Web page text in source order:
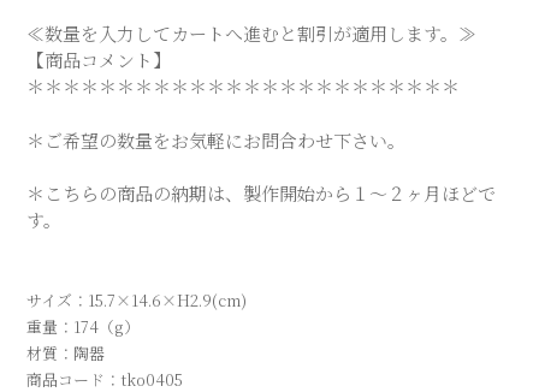
≪数量を入力してカートへ進むと割引が適用します。≫
【商品コメント】
＊＊＊＊＊＊＊＊＊＊＊＊＊＊＊＊＊＊＊＊＊＊＊＊
＊ご希望の数量をお気軽にお問合わせ下さい。
＊こちらの商品の納期は、製作開始から１〜２ヶ月ほどで
す。
サイズ：15.7×14.6×H2.9(cm)
重量：174（g）
材質：陶器
商品コード：tko0405